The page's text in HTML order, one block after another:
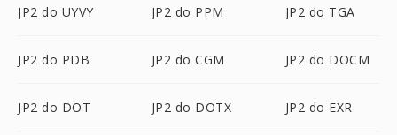
JP2 do UYVY JP2 do PPM JP2 do TGA
JP2 do PDB JP2 do CGM JP2 do DOCM
JP2 do DOT JP2 do DOTX JP2 do EXR